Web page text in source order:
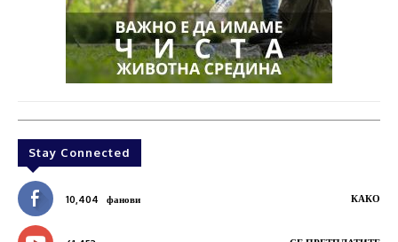
Stay Connected
10,404 фанови КАКО